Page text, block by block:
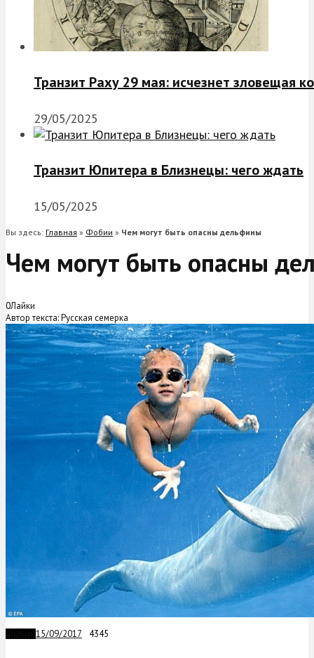
Транзит Раху 29 мая: исчезнет зловещая
29/05/2025
Транзит Юпитера в Близнецы: чего ждать
15/05/2025
Вы здесь: Главная » Фобии » Чем могут быть опасны дельфины
Чем могут быть опасны
0Лайки
Автор текста: Русская семерка
15/09/2017 4345